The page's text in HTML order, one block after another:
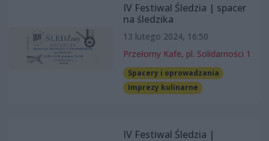
IV Festiwal Śledzia | spacer
na śledzika
13 lutego 2024, 16:50
Przełomy Kafe, pl. Solidarności 1
Spacery i oprowadzania
Imprezy kulinarne
IV Festiwal Śledzia |